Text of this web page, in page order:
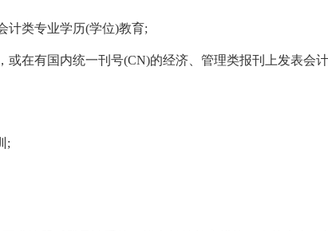
计类专业学历(学位)教育;
在有国内统一刊号(CN)的经济、管理类报刊上发表会计
;